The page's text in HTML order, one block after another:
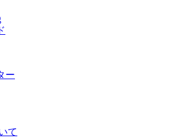
ー
て